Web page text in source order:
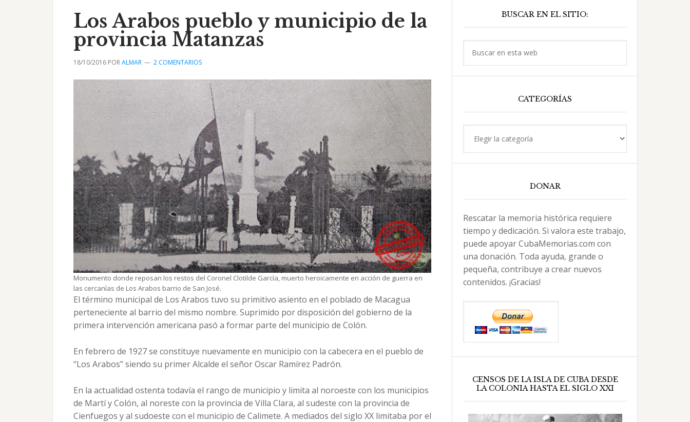
Los Arabos pueblo y municipio de la
provincia Matanzas
18/10/2016 PORALMAR 2 COMENTARIOS
Monumento donde reposan los restos del Coronel Clotilde García, muerto heroicamente en acción de guerra en
las cercanías de Los Arabos barrio de San José.
El término municipal de Los Arabos tuvo su primitivo asiento en el poblado de Macagua
perteneciente al barrio del mismo nombre. Suprimido por disposición del gobierno de la
primera intervención americana pasó a formar parte del municipio de Colón.
En febrero de 1927 se constituye nuevamente en municipio con la cabecera en el pueblo de
“Los Arabos” siendo su primer Alcalde el señor Oscar Ramírez Padrón.
En la actualidad ostenta todavía el rango de municipio y limita al noroeste con los municipios
de Martí y Colón, al noreste con la provincia de Villa Clara, al sudeste con la provincia de
Cienfuegos y al sudoeste con el municipio de Calimete. A mediados del siglo XX limitaba por el
lateral
principal
BUSCAR EN EL SITIO:
CATEGORÍAS
DONAR
Rescatar la memoria histórica requiere
tiempo y dedicación. Si valora este trabajo,
puede apoyar CubaMemorias.com con
una donación. Toda ayuda, grande o
pequeña, contribuye a crear nuevos
contenidos. ¡Gracias!
CENSOS DE LA ISLA DE CUBA DESDE
LA COLONIA HASTA EL SIGLO XXI